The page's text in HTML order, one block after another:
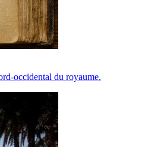
occidental du royaume.